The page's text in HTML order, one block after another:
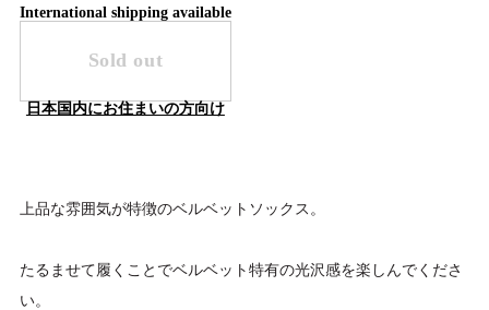
International shipping available
Sold out
日本国内にお住まいの方向け
上品な雰囲気が特徴のベルベットソックス。
たるませて履くことでベルベット特有の光沢感を楽しんでくださ
い。